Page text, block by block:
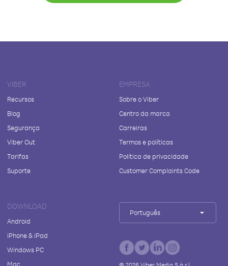
VIBER
Recursos
Blog
Segurança
Viber Out
Tarifas
Suporte
EMPRESA
Sobre o Viber
Centro da marca
Carreiras
Termos e políticas
Política de privacidade
Customer Complaints Code
DOWNLOAD
Android
iPhone & iPad
Windows PC
Mac
Português